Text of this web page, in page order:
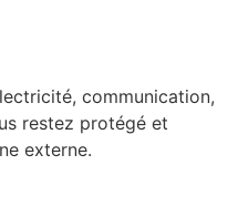
communication,
restez protégé et
externe.